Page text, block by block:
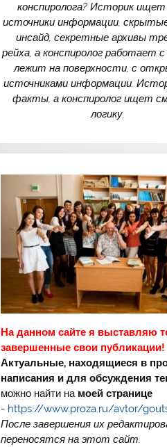
конспиролога? Историк
источники информации,
инсайд, секретные архивы
рейха, а конспиролог работает
лежит на поверхности, с
источниками информации.
факты, а конспиролог ищет
логику.
На данном сайте я выставляю
завершенные свои публикации!
Актуальные, находящиеся в
написания и для обсуждения
можно найти на моей странице
- https://www.proza.ru/avtor/
После завершения их
переносятся на этот сайт.